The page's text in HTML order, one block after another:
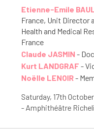
Etienne-Emile
France, Unit Director
Health and Medical
France
Claude JASMIN -
Kurt LANDGRAF -
Noëlle LENOIR-
Saturday, 17th
- Amphithéâtre